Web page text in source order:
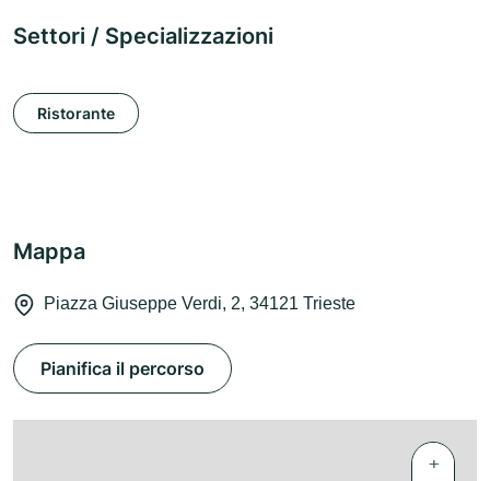
Settori / Specializzazioni
Ristorante
Mappa
Piazza Giuseppe Verdi, 2, 34121 Trieste
Pianifica il percorso
+